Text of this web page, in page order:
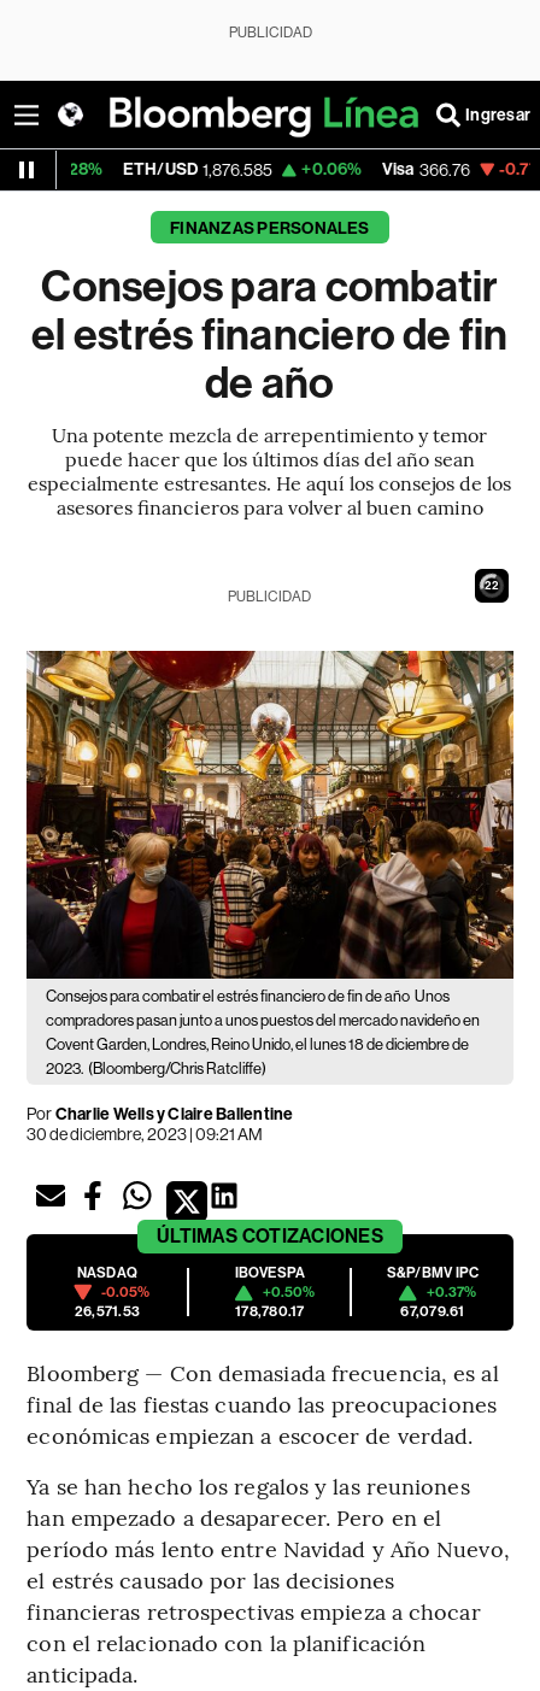
PUBLICIDAD
Ingresar
1,876.585 +0.06% Visa 366.76 -0.77%
FINANZAS PERSONALES
Consejos para combatir
el estrés financiero de fin
de año
Una potente mezcla de arrepentimiento y temor
puede hacer que los últimos días del año sean
especialmente estresantes. He aquí los consejos de los
asesores financieros para volver al buen camino
21
PUBLICIDAD
Consejos para combatir el estrés financiero de fin de año Unos
compradores pasan junto a unos puestos del mercado navideño en
Covent Garden, Londres, Reino Unido, el lunes 18 de diciembre de
2023. (Bloomberg/Chris Ratcliffe)
PorCharlie Wells y Claire Ballentine
30 de diciembre, 2023 | 09:21 AM
ÚLTIMAS COTIZACIONES
NASDAQ
-0.05%
26,571.53
IBOVESPA
+0.50%
178,780.17
S&P/BMV IPC
+0.37%
67,079.61
Bloomberg — Con demasiada frecuencia, es al
final de las fiestas cuando las preocupaciones
económicas empiezan a escocer de verdad.
Ya se han hecho los regalos y las reuniones
han empezado a desaparecer. Pero en el
período más lento entre Navidad y Año Nuevo,
el estrés causado por las decisiones
financieras retrospectivas empieza a chocar
con el relacionado con la planificación
anticipada.